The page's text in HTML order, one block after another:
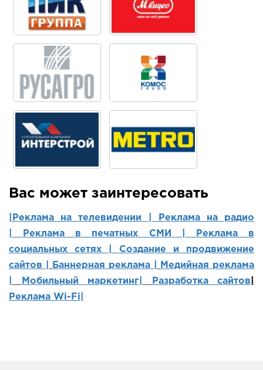
Вас может заинтересовать
|Реклама на телевидении |
Реклама на радио
Реклама в печатных СМИ |
Реклама в
социальных сетях | Создание и продвижение
сайтов
Баннерная реклама |
Медийная реклама
Мобильный маркетинг Разработка сайтов
Реклама Wi-Fi|